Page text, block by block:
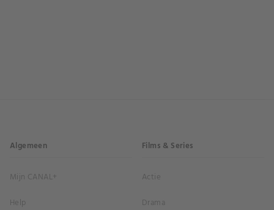
Algemeen
Mijn CANAL+
Help
Films & Series
Actie
Drama